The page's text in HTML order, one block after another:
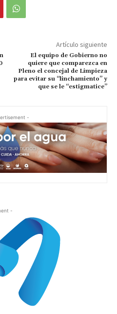
Artículo siguiente
El equipo de Gobierno no
quiere que comparezca en
Pleno el concejal de Limpieza
para evitar su “linchamiento” y
que se le “estigmatice”
-
-